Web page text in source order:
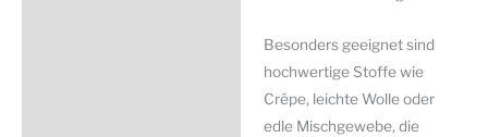
Besonders geeignet sind
hochwertige Stoffe wie
Crêpe, leichte Wolle oder
edle Mischgewebe, die